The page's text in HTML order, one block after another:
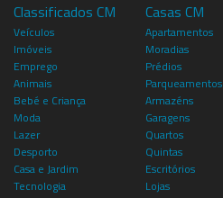
Classificados CM
Veículos
Imóveis
Emprego
Animais
Bebé e Criança
Moda
Lazer
Desporto
Casa e Jardim
Tecnologia
Casas CM
Apartamentos
Moradias
Prédios
Parqueamentos
Armazéns
Garagens
Quartos
Quintas
Escritórios
Lojas